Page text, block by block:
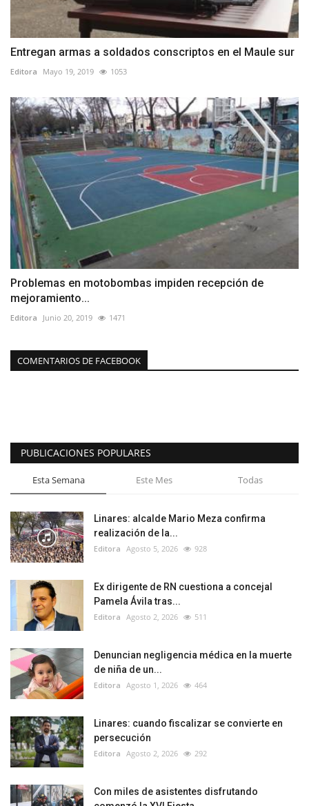
Entregan armas a soldados conscriptos en el Maule sur
Editora Mayo 19, 2019 1053
Problemas en motobombas impiden recepción de
mejoramiento...
Editora Junio 20, 2019 1471
COMENTARIOS DE FACEBOOK
PUBLICACIONES POPULARES
Esta Semana Este Mes Todas
Linares: alcalde Mario Meza confirma
realización de la...
Editora Agosto 5, 2026 928
Ex dirigente de RN cuestiona a concejal
Pamela Ávila tras...
Editora Agosto 2, 2026 511
Denuncian negligencia médica en la muerte
de niña de un...
Editora Agosto 1, 2026 464
Linares: cuando fiscalizar se convierte en
persecución
Editora Agosto 2, 2026 292
Con miles de asistentes disfrutando